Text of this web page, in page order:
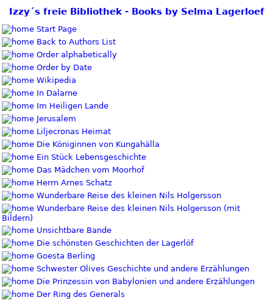
Izzy´s freie Bibliothek - Books by Selma Lagerloef
Start Page
Back to Authors List
Order alphabetically
Order by Date
Wikipedia
In Dalarne
Im Heiligen Lande
Jerusalem
Liljecronas Heimat
Die Königinnen von Kungahälla
Ein Stück Lebensgeschichte
Das Mädchen vom Moorhof
Herrn Arnes Schatz
Wunderbare Reise des kleinen Nils Holgersson
Wunderbare Reise des kleinen Nils Holgersson (mit
Bildern)
Unsichtbare Bande
Die schönsten Geschichten der Lagerlöf
Goesta Berling
Schwester Olives Geschichte und andere Erzählungen
Die Prinzessin von Babylonien und andere Erzählungen
Der Ring des Generals